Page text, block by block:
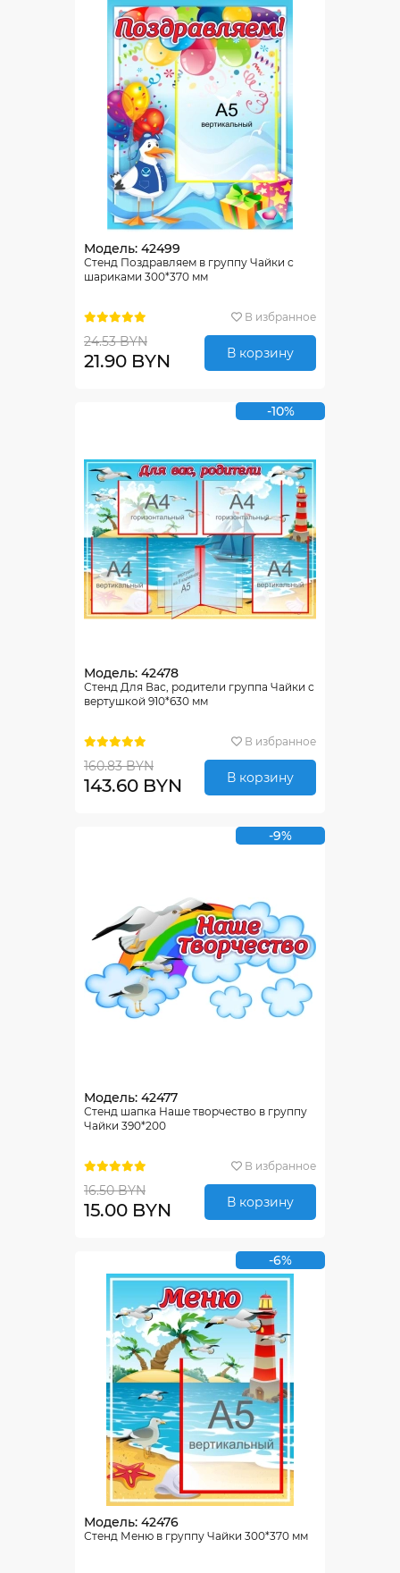
Модель: 42499
Стенд Поздравляем в группу Чайки с
шариками 300*370 мм
В избранное
24.53 BYN
21.90 BYN В корзину
-10%
Модель: 42478
Стенд Для Вас, родители группа Чайки с
вертушкой 910*630 мм
В избранное
160.83 BYN
143.60 BYN В корзину
-9%
Модель: 42477
Стенд шапка Наше творчество в группу
Чайки 390*200
В избранное
16.50 BYN
15.00 BYN В корзину
-6%
Модель: 42476
Стенд Меню в группу Чайки 300*370 мм